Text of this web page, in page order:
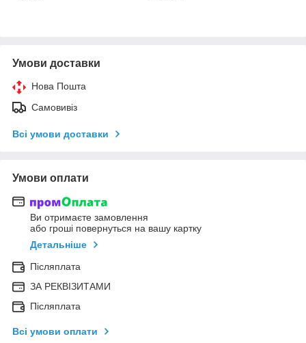
Умови доставки
Нова Пошта
Самовивіз
Всі умови доставки
Умови оплати
Ви отримаєте замовлення
або гроші повернуться на вашу картку
Детальніше
Післяплата
ЗА РЕКВІЗИТАМИ
Післяплата
Всі умови оплати